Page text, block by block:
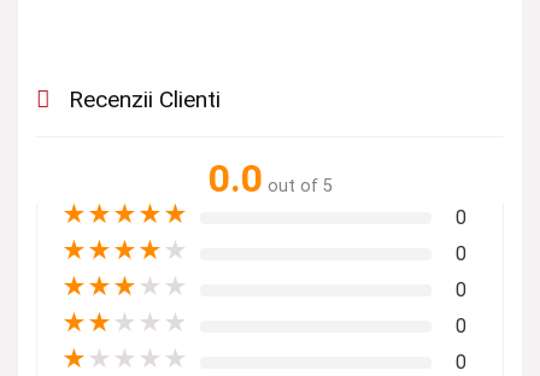
Recenzii Clienti
0.0 out of 5
★★★★★ 0
★★★★ ★ 0
★★★ ★ ★ 0
★★ ★ ★ ★ 0
★ ★ ★ ★ ★ 0